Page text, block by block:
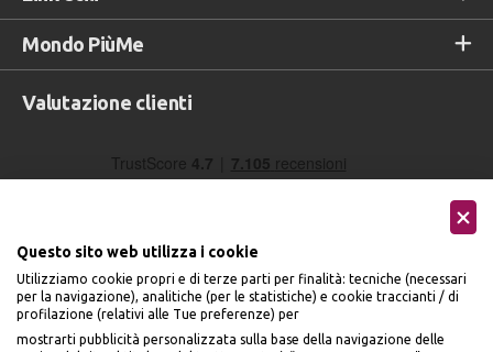
Mondo PiùMe
Valutazione clienti
Seguici sui social
Questo sito web utilizza i cookie
Utilizziamo cookie propri e di terze parti per finalità: tecniche (necessari
per la navigazione), analitiche (per le statistiche) e cookie traccianti / di
profilazione (relativi alle Tue preferenze) per
mostrarti pubblicità personalizzata sulla base della navigazione delle